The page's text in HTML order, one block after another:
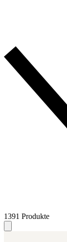
1391 Produkte